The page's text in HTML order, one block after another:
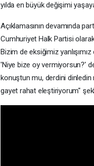
yılda en büyük değişimi
Açıklamasının devamında
Cumhuriyet Halk Partisi
Bizim de eksiğimiz
'Niye bize oy vermiyorsun?'
konuştun mu, derdini
gayet rahat eleştiriyorum"